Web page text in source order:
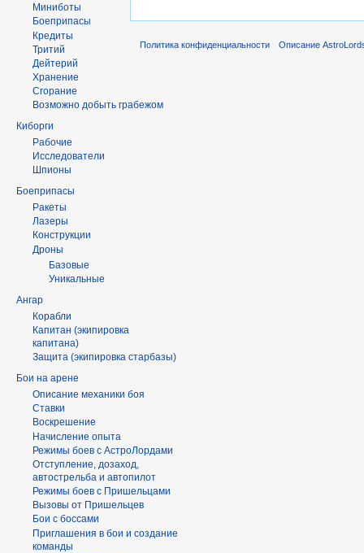
Миниботы
Боеприпасы
Кредиты
Тритий
Дейтерий
Хранение
Сгорание
Возможно добыть грабежом
Киборги
Рабочие
Исследователи
Шпионы
Боеприпасы
Ракеты
Лазеры
Конструкции
Дроны
Базовые
Уникальные
Ангар
Корабли
Капитан (экипировка
капитана)
Защита (экипировка старбазы)
Бои на арене
Описание механики боя
Ставки
Воскрешение
Начисление опыта
Режимы боев с АстроЛордами
Отступление, дозаход,
автострельба и автопилот
Режимы боев с Пришельцами
Вызовы от Пришельцев
Бои с боссами
Приглашения в бои и создание
команды
Политика конфиденциальности Описание